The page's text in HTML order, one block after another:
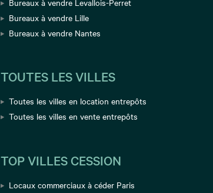
Bureaux à vendre Levallois-Perret
Bureaux à vendre Lille
Bureaux à vendre Nantes
TOUTES LES VILLES
Toutes les villes en location entrepôts
Toutes les villes en vente entrepôts
TOP VILLES CESSION
Locaux commerciaux à céder Paris